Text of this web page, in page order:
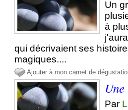
Un
à
qui décrivaient ses
magiques....
Ajouter à mon carnet de
Par